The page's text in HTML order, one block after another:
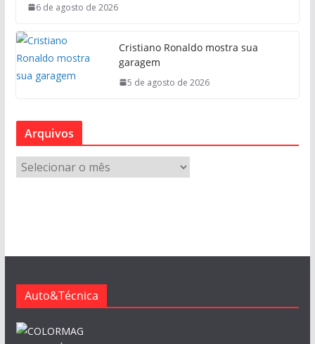
6 de agosto de 2026
Cristiano Ronaldo mostra sua
garagem
5 de agosto de 2026
Arquivos
r
s
Auto&Técnica